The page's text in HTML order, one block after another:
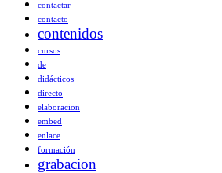
contactar
contacto
contenidos
cursos
de
didácticos
directo
elaboracion
embed
enlace
formación
grabacion